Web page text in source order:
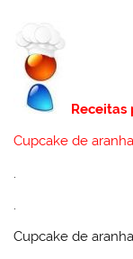
Receitas
Cupcake de aranha
.
Cupcake de aranha